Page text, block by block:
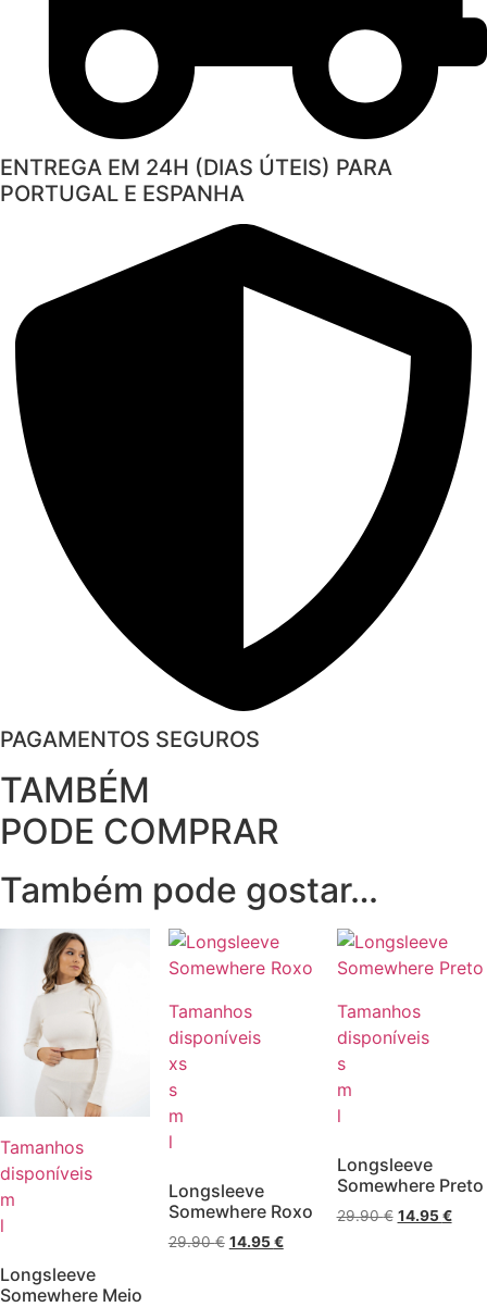
ENTREGA EM 24H (DIAS ÚTEIS) PARA
PORTUGAL E ESPANHA
PAGAMENTOS SEGUROS
TAMBÉM
PODE COMPRAR
Também pode gostar…
Tamanhos
disponíveis
m
l
Longsleeve
Somewhere Meio
Tamanhos
disponíveis
xs
s
m
l
Longsleeve
Somewhere Roxo
29.90€ O
14.95€O
Tamanhos
disponíveis
s
m
l
Longsleeve
Somewhere Preto
29.90€ O
14.95€O